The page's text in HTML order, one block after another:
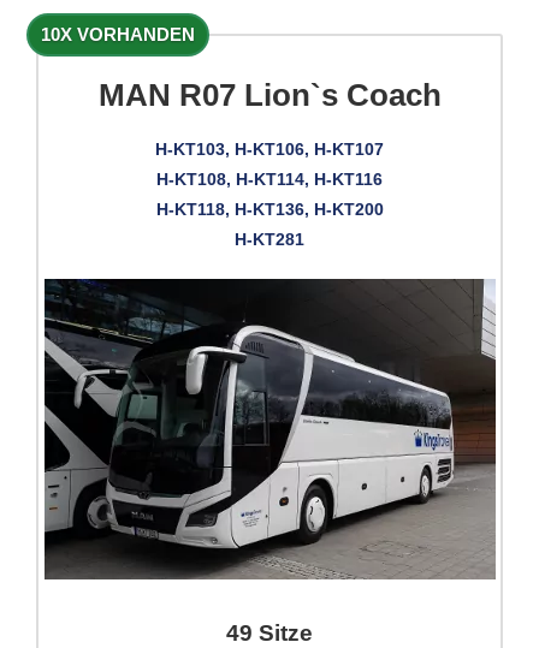
10X VORHANDEN
MAN R07 Lion`s Coach
H-KT103, H-KT106, H-KT107
H-KT108, H-KT114, H-KT116
H-KT118, H-KT136, H-KT200
H-KT281
49 Sitze